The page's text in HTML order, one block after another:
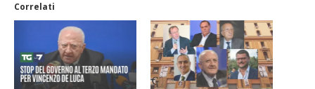
Correlati